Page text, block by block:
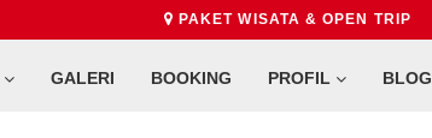
PAKET WISATA & OPEN TRIP
GALERI BOOKING PROFIL BLOG